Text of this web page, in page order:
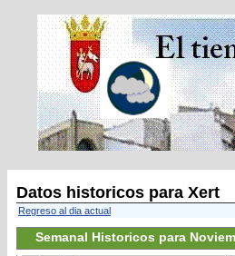
Datos historicos para Xert
Regreso al dia actual
Semanal Historicos para